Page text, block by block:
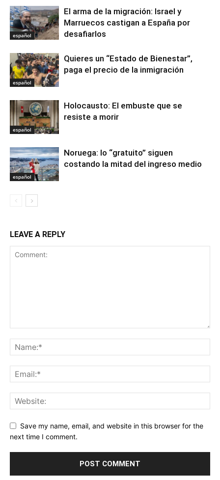
español
El arma de la migración: Israel y
Marruecos castigan a España por
desafiarlos
español
Quieres un “Estado de Bienestar”,
paga el precio de la inmigración
español
Holocausto: El embuste que se
resiste a morir
español
Noruega: lo “gratuito” siguen
costando la mitad del ingreso medio
LEAVE A REPLY
Save my name, email, and website in this browser for the
next time I comment.